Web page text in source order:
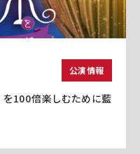
公演情報
を100倍楽しむために藍